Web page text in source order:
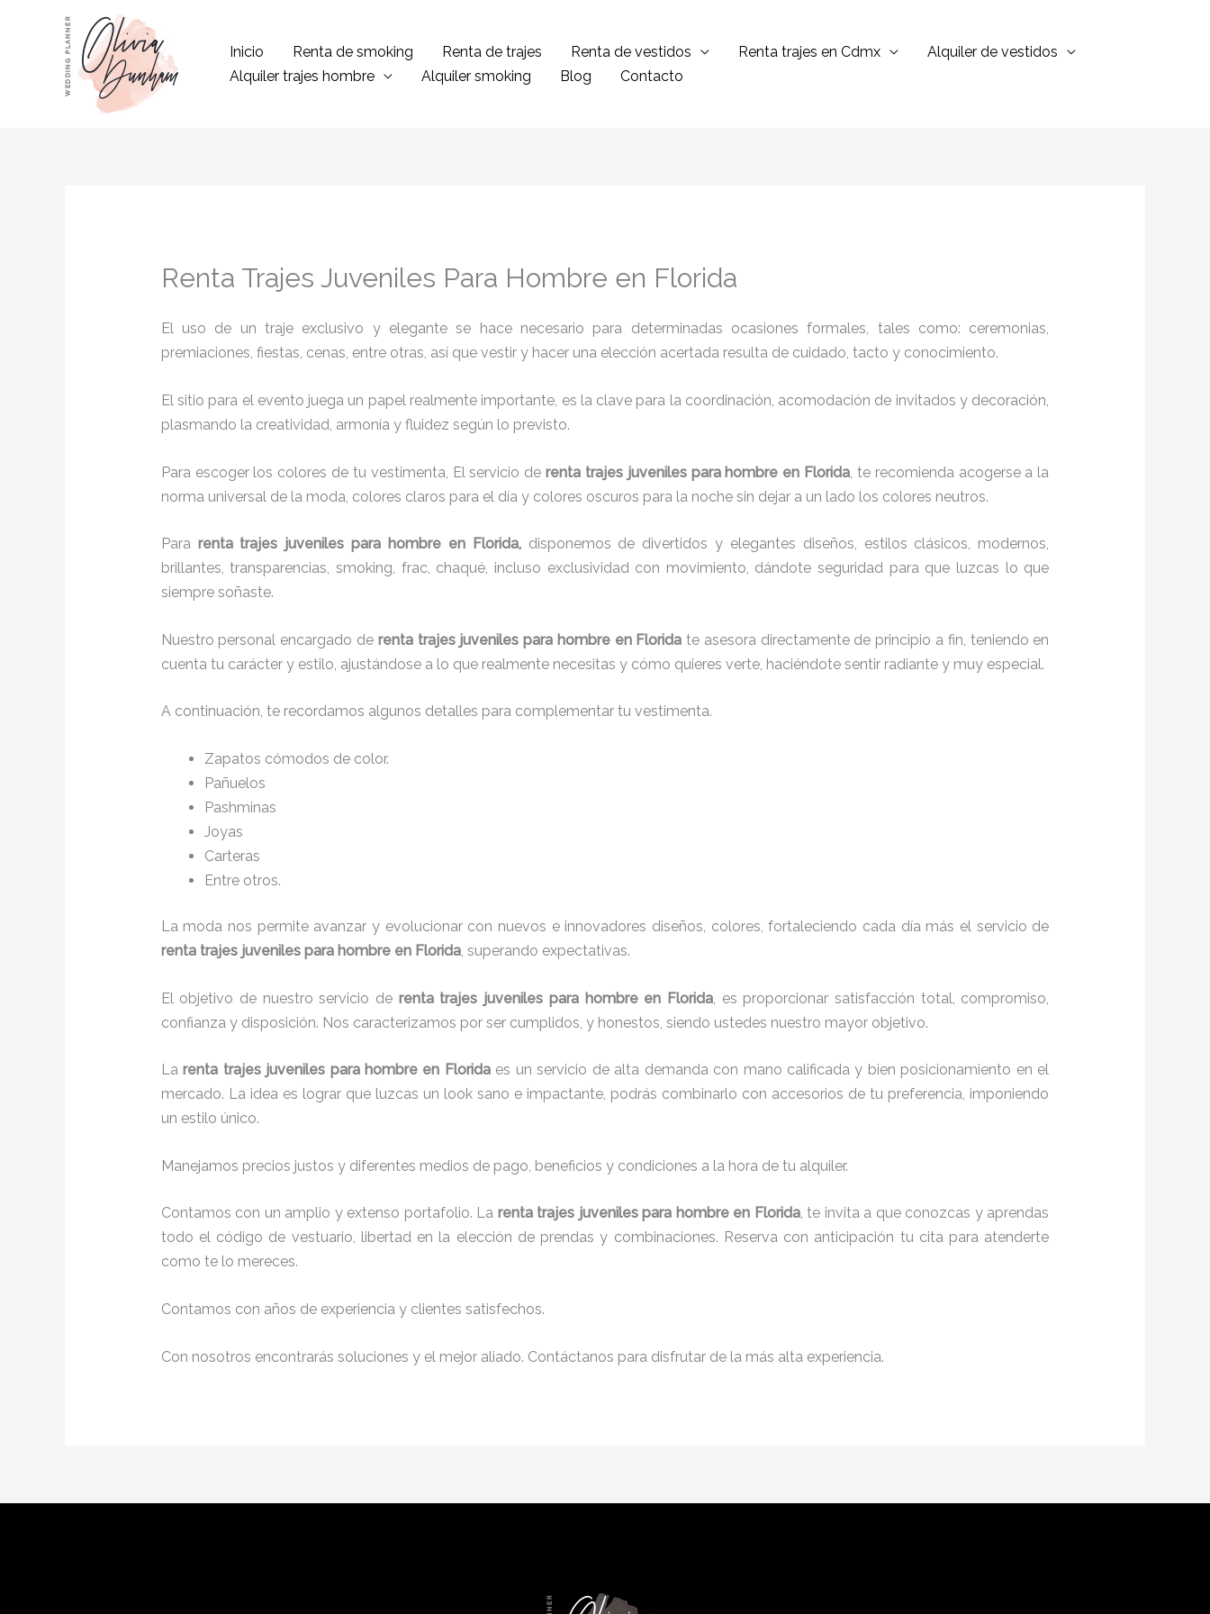
contenido
Inicio Renta de smoking Renta de trajes Renta de vestidos Renta trajes en Cdmx
Alquiler de vestidos
Alquiler trajes hombre
Alquiler smoking Blog Contacto
Renta Trajes Juveniles Para Hombre en Florida
El uso de un traje exclusivo y elegante se hace necesario para determinadas ocasiones formales, tales como: ceremonias,
premiaciones, fiestas, cenas, entre otras, así que vestir y hacer una elección acertada resulta de cuidado, tacto y conocimiento.
El sitio para el evento juega un papel realmente importante, es la clave para la coordinación, acomodación de invitados y decoración,
plasmando la creatividad, armonía y fluidez según lo previsto.
Para escoger los colores de tu vestimenta, El servicio derenta trajes juveniles para hombre en Florida , te recomienda acogerse a la
norma universal de la moda, colores claros para el día y colores oscuros para la noche sin dejar a un lado los colores neutros.
Para renta trajes juveniles para hombreen Florida, disponemos de divertidos y elegantes diseños, estilos clásicos, modernos,
brillantes, transparencias, smoking, frac, chaqué, incluso exclusividad con movimiento, dándote seguridad para que luzcas lo que
siempre soñaste.
Nuestro personal encargado de renta trajes juveniles para hombreen Florida te asesora directamente de principio a fin, teniendo en
cuenta tu carácter y estilo, ajustándose a lo que realmente necesitas y cómo quieres verte, haciéndote sentir radiante y muy especial.
A continuación, te recordamos algunos detalles para complementar tu vestimenta.
Zapatos cómodos de color.
Pañuelos
Pashminas
Joyas
Carteras
Entre otros.
La moda nos permite avanzar y evolucionar con nuevos e innovadores diseños, colores, fortaleciendo cada día más el servicio de
renta trajes juveniles para hombre en Florida, superando expectativas.
El objetivo de nuestro servicio de renta trajes juveniles para hombre en Florida, es proporcionar satisfacción total, compromiso,
confianza y disposición. Nos caracterizamos por ser cumplidos, y honestos, siendo ustedes nuestro mayor objetivo.
Larenta trajes juveniles para hombre en Florida es un servicio de alta demanda con mano calificada y bien posicionamiento en el
mercado. La idea es lograr que luzcas un look sano e impactante, podrás combinarlo con accesorios de tu preferencia, imponiendo
un estilo único.
Manejamos precios justos y diferentes medios de pago, beneficios y condiciones a la hora de tu alquiler.
Contamos con un amplio y extenso portafolio. La renta trajes juveniles para hombre en Florida, te invita a que conozcas y aprendas
todo el código de vestuario, libertad en la elección de prendas y combinaciones. Reserva con anticipación tu cita para atenderte
como te lo mereces.
Contamos con años de experiencia y clientes satisfechos.
Con nosotros encontrarás soluciones y el mejor aliado. Contáctanos para disfrutar de la más alta experiencia.